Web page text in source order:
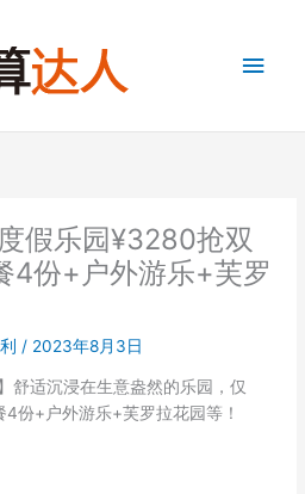
主
假乐园¥3280抢双
4份+户外游乐+芙罗
/ 2023年8月3日
舒适沉浸在生意盎然的乐园，仅
份+户外游乐+芙罗拉花园等！